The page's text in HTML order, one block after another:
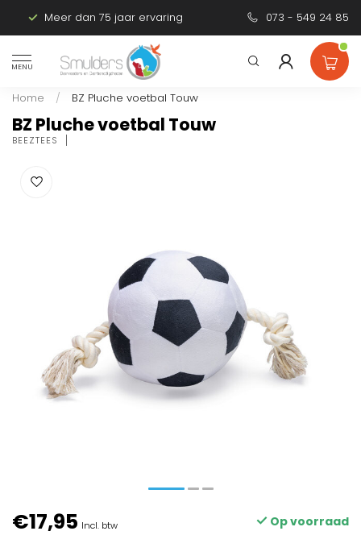
Meer dan 75 jaar ervaring Persoonlijk
073 - 549 24 85
MENU
Home / BZ Pluche voetbal Touw
BZ Pluche voetbal Touw
BEEZTEES
€17,95 Incl. btw Op voorraad